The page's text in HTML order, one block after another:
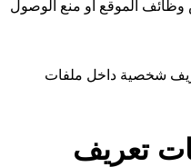
وظائف الموقع أو منع الوصول
شخصية داخل ملفات
تعريف